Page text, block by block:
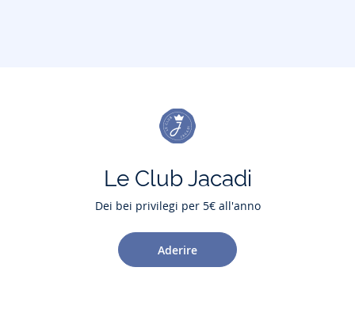
Le Club Jacadi
Dei bei privilegi per 5€ all'anno
Aderire